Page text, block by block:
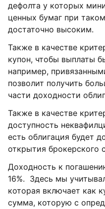
дефолта у которых
ценных бумаг при
достаточно высоким.
Также в качестве
купон, чтобы выплаты
например,
позволит получить
части доходности
Также в качестве
доступность
есть облигация будет
открытия брокерского
Доходность к
16%. Здесь мы
которая включает как
сумма, которую с